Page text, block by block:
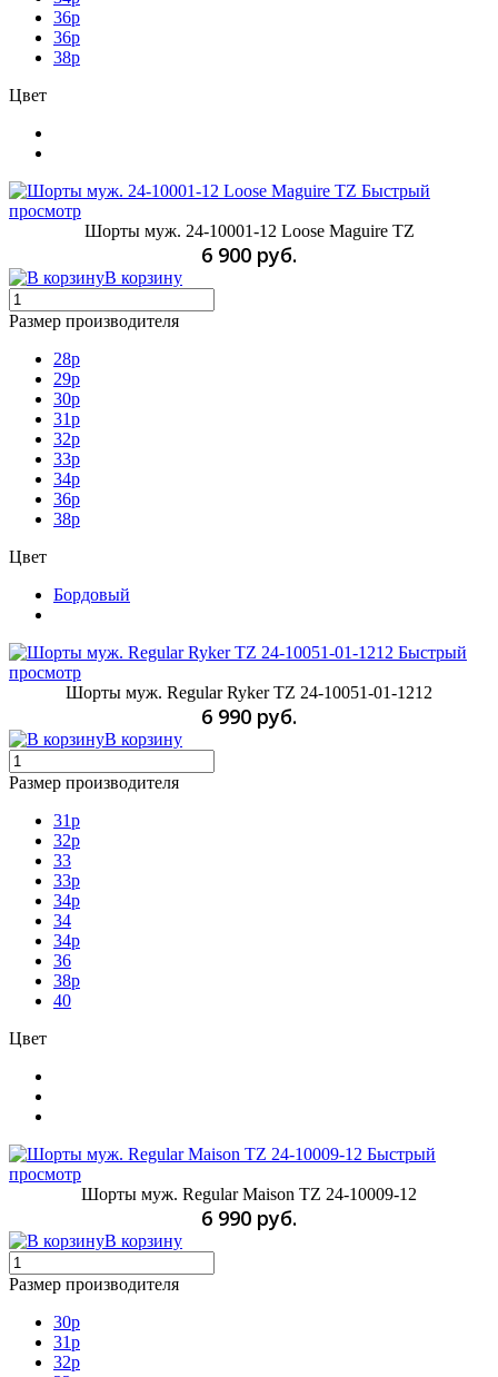
36р
36p
38p
Цвет
Быстрый
просмотр
Шорты муж. 24-10001-12 Loose Maguire TZ
6 900 руб.
В корзину
Размер производителя
28p
29p
30p
31p
32p
33p
34p
36p
38р
Цвет
Бордовый
Быстрый
просмотр
Шорты муж. Regular Ryker TZ 24-10051-01-1212
6 990 руб.
В корзину
Размер производителя
31p
32p
33
33p
34p
34
34р
36
38р
40
Цвет
Быстрый
просмотр
Шорты муж. Regular Maison TZ 24-10009-12
6 990 руб.
В корзину
Размер производителя
30p
31p
32p